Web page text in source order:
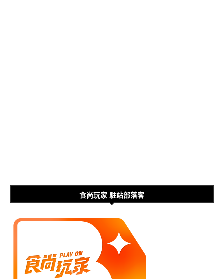
食尚玩家 駐站部落客